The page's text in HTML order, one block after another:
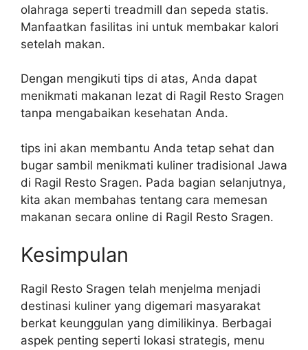
olahraga seperti treadmill dan sepeda statis.
Manfaatkan fasilitas ini untuk membakar kalori
setelah makan.
Dengan mengikuti tips di atas, Anda dapat
menikmati makanan lezat di Ragil Resto Sragen
tanpa mengabaikan kesehatan Anda.
tips ini akan membantu Anda tetap sehat dan
bugar sambil menikmati kuliner tradisional Jawa
di Ragil Resto Sragen. Pada bagian selanjutnya,
kita akan membahas tentang cara memesan
makanan secara online di Ragil Resto Sragen.
Kesimpulan
Ragil Resto Sragen telah menjelma menjadi
destinasi kuliner yang digemari masyarakat
berkat keunggulan yang dimilikinya. Berbagai
aspek penting seperti lokasi strategis, menu